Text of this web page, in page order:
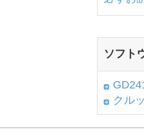
ソフト
クル